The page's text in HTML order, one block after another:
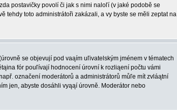
postavičky povolí či jak s nimi naloľí (v jaké podobě se
tehdy toto administrátoři zakázali, a vy byste se měli zeptat na
se objevují pod vaąím uľivatelským jménem v tématech
fór pouľívají hodnocení úrovní k rozliąení počtu vámi
označení moderátorů a administrátorů můľe mít zvláątní
jen, abyste dosáhli vyąąí úrovně. Moderátor nebo